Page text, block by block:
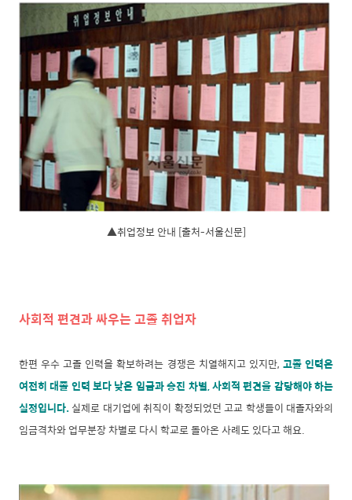
▲취업정보 안내 [출처-서울신문]
사회적 편견과 싸우는 고졸 취업자
한편 우수 고졸 인력을 확보하려는 경쟁은 치열해지고 있지만, 고졸 인력은
여전히 대졸 인력 보다 낮은 임금과 승진 차별, 사회적 편견을 감당해야 하는
실정입니다.실제로 대기업에 취직이 확정되었던 고교 학생들이 대졸자와의
임금격차와 업무분장 차별로 다시 학교로 돌아온 사례도 있다고 해요.